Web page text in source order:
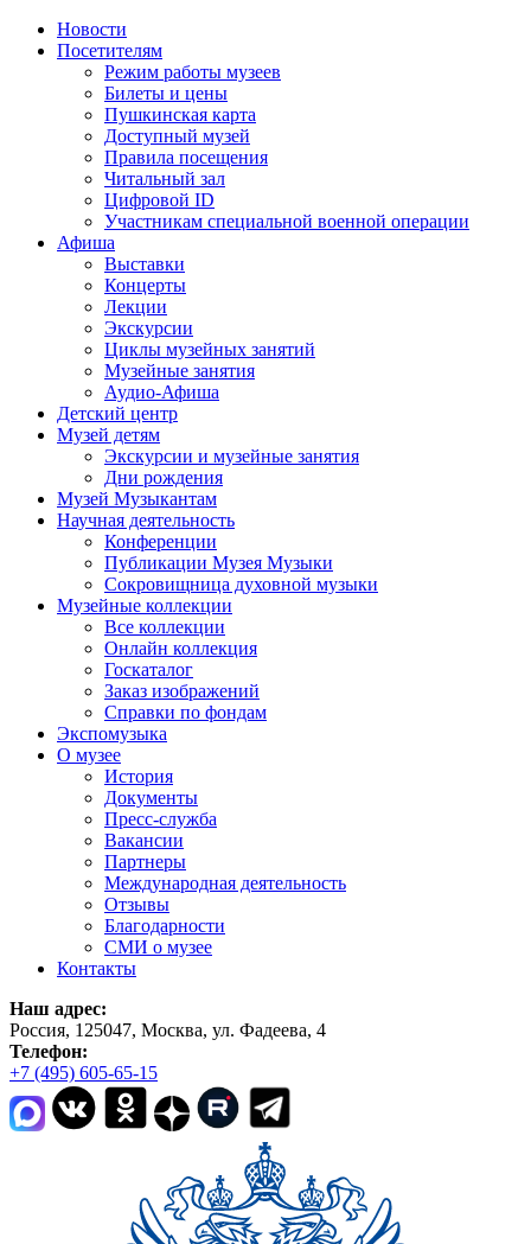
Новости
Посетителям
Режим работы музеев
Билеты и цены
Пушкинская карта
Доступный музей
Правила посещения
Читальный зал
Цифровой ID
Участникам специальной военной операции
Афиша
Выставки
Концерты
Лекции
Экскурсии
Циклы музейных занятий
Музейные занятия
Аудио-Афиша
Детский центр
Музей детям
Экскурсии и музейные занятия
Дни рождения
Музей Музыкантам
Научная деятельность
Конференции
Публикации Музея Музыки
Сокровищница духовной музыки
Музейные коллекции
Все коллекции
Онлайн коллекция
Госкаталог
Заказ изображений
Справки по фондам
Экспомузыка
О музее
История
Документы
Пресс-служба
Вакансии
Партнеры
Международная деятельность
Отзывы
Благодарности
СМИ о музее
Контакты
Наш адрес:
Россия, 125047, Москва, ул. Фадеева, 4
Телефон:
+7 (495) 605-65-15